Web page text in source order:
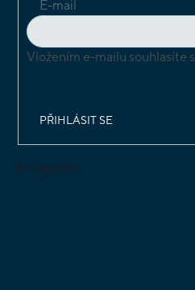
E-mail
Vložením e-mailu souhlasíte s
PŘIHLÁSIT SE
Instagram